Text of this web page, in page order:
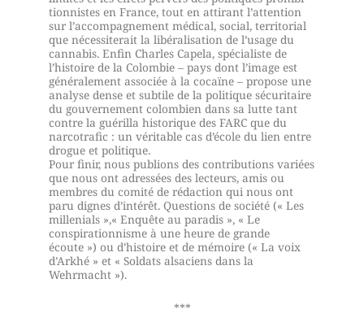
tionnistes en France, tout en attirant l’attention
sur l’accompagne­ment médical, social, territorial
que nécessiterait la libéralisation de l’usage du
cannabis. Enfin Charles Capela, spécialiste de
l’histoire de la Colombie – pays dont l’image est
généralement associée à la cocaïne – propose une
analyse dense et subtile de la politique sécuri­taire
du gouvernement colombien dans sa lutte tant
contre la guérilla historique des FARC que du
narcotrafic : un véritable cas d’école du lien entre
drogue et politique.
Pour finir, nous publions des contributions variées
que nous ont adressées des lecteurs, amis ou
membres du comité de rédac­tion qui nous ont
paru dignes d’intérêt. Questions de société (« Les
millenials »,« Enquête au paradis », « Le
conspirationnisme à une heure de grande
écoute ») ou d’histoire et de mémoire (« La voix
d’Arkhé » et « Soldats alsaciens dans la
Wehrmacht »).
***